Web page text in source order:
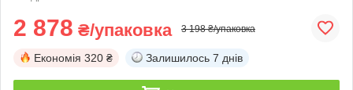
2 878 ₴/упаковка 3 198 ₴/упаковка
Економія 320 ₴ Залишилось 7 днів